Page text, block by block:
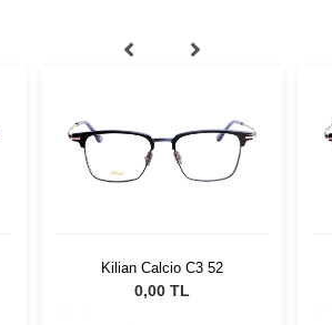
Kilian Calcio C3 52
0,00 TL